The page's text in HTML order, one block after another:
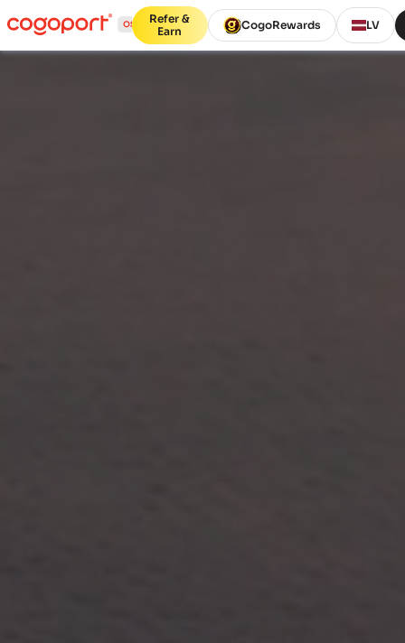
Refer &
Earn
CogoRewards LV